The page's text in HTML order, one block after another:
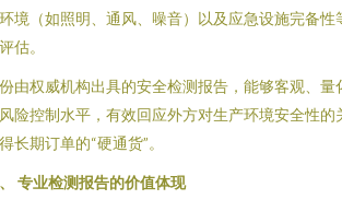
境（如照明、通风、噪音）以及应急设施完备
估。
由权威机构出具的安全检测报告，能够客观、
险控制水平，有效回应外方对生产环境安全性
长期订单的“硬通货”。
专业检测报告的价值体现